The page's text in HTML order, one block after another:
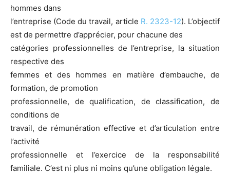
hommes dans
l’entreprise (Code du travail, article R. 2323-12). L’objectif
est de permettre d’apprécier, pour chacune des
catégories professionnelles de l’entreprise, la situation
respective des
femmes et des hommes en matière d’embauche, de
formation, de promotion
professionnelle, de qualification, de classification, de
conditions de
travail, de rémunération effective et d’articulation entre
l’activité
professionnelle et l’exercice de la responsabilité
familiale. C’est ni plus ni moins qu’une obligation légale.